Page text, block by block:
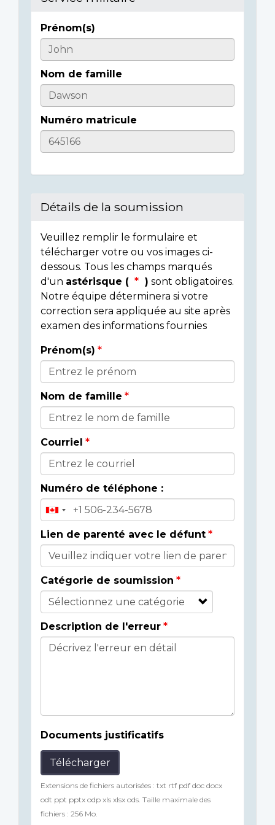
Casualty
Details
Prénom(s)
Nom de famille
Numéro matricule
Détails de la soumission
Veuillez remplir le formulaire et
télécharger votre ou vos images ci-
dessous. Tous les champs marqués
d'un astérisque ( ) sont obligatoires.
Notre équipe déterminera si votre
correction sera appliquée au site après
examen des informations fournies
Donor
Details
Prénom(s)
Nom de famille
Courriel
Numéro de téléphone :
Lien de parenté avec le défunt
Catégorie de soumission
Description de l'erreur
Documents justificatifs
Télécharger
Extensions de fichiers autorisées : txt rtf pdf doc docx
odt ppt pptx odp xls xlsx ods. Taille maximale des
fichiers : 256 Mo.